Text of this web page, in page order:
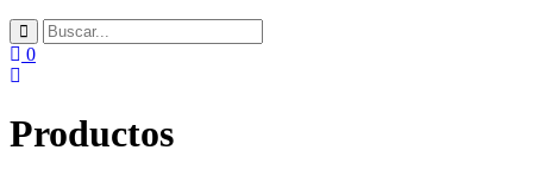
0
Productos